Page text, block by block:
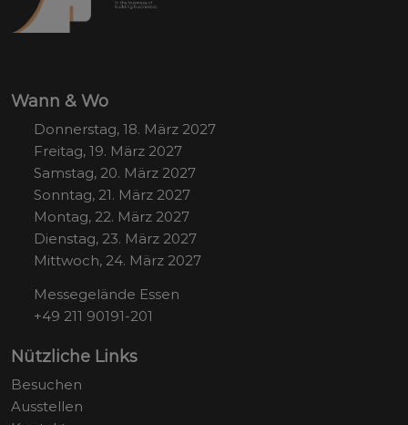
Wann & Wo
Donnerstag, 18. März 2027
Freitag, 19. März 2027
Samstag, 20. März 2027
Sonntag, 21. März 2027
Montag, 22. März 2027
Dienstag, 23. März 2027
Mittwoch, 24. März 2027
Messegelände Essen
+49 211 90191-201
Nützliche Links
Besuchen
Ausstellen